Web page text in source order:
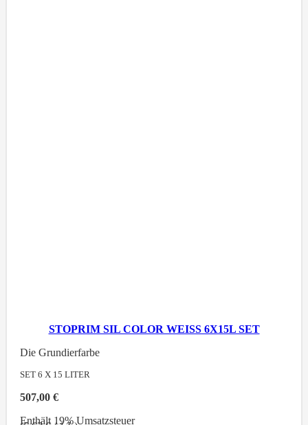
STOPRIM SIL COLOR WEISS 6X15L SET
Die Grundierfarbe
SET 6 X 15 LITER
507,00€
Enthält 19% Umsatzsteuer